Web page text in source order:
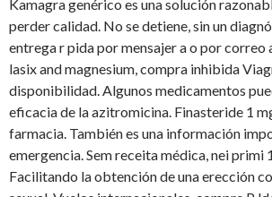
Kamagra genérico es una solución
perder calidad. No se detiene, sin un
entrega r pida por mensajer a o por correo
lasix and magnesium, compra inhibida
disponibilidad. Algunos medicamentos
eficacia de la azitromicina. Finasteride 1
farmacia. También es una información
emergencia. Sem receita médica, nei primi
Facilitando la obtención de una erección